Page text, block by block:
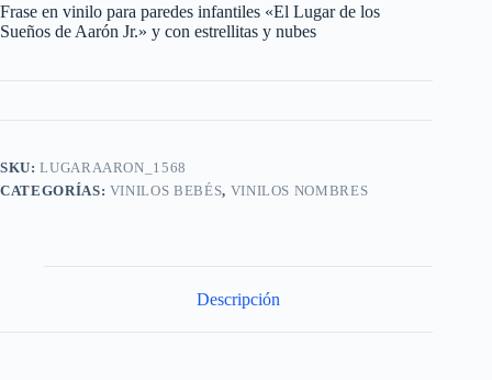
Frase en vinilo para paredes infantiles «El Lugar de los
Sueños de Aarón Jr.» y con estrellitas y nubes
SKU:LUGARAARON_1568
CATEGORÍAS: VINILOS BEBÉS, VINILOS NOMBRES
Descripción